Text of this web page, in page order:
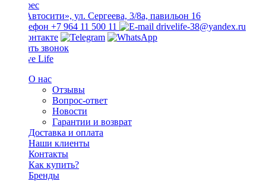
ТЦ «Автосити», ул. Сергеева, 3/8а, павильон 16
+7 964 11 500 11
drivelife-38@yandex.ru
Заказать звонок
О нас
Отзывы
Вопрос-ответ
Новости
Гарантии и возврат
Доставка и оплата
Наши клиенты
Контакты
Как купить?
Бренды